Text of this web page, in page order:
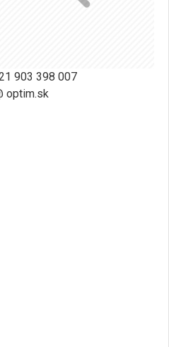
903 398 007
optim.sk